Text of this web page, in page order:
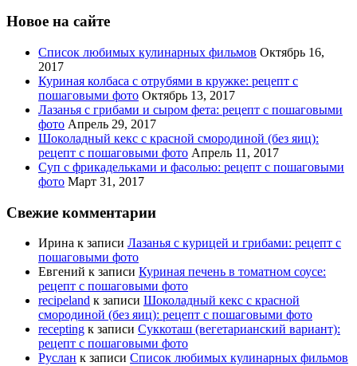
Новое на сайте
Список любимых кулинарных фильмов Октябрь 16,
2017
Куриная колбаса с отрубями в кружке: рецепт с
пошаговыми фото Октябрь 13, 2017
Лазанья с грибами и сыром фета: рецепт с пошаговыми
фото Апрель 29, 2017
Шоколадный кекс с красной смородиной (без яиц):
рецепт с пошаговыми фото Апрель 11, 2017
Суп с фрикадельками и фасолью: рецепт с пошаговыми
фото Март 31, 2017
Свежие комментарии
Ирина к записи Лазанья с курицей и грибами: рецепт с
пошаговыми фото
Евгений к записи Куриная печень в томатном соусе:
рецепт с пошаговыми фото
recipeland к записи Шоколадный кекс с красной
смородиной (без яиц): рецепт с пошаговыми фото
recepting к записи Суккоташ (вегетарианский вариант):
рецепт с пошаговыми фото
Руслан к записи Список любимых кулинарных фильмов